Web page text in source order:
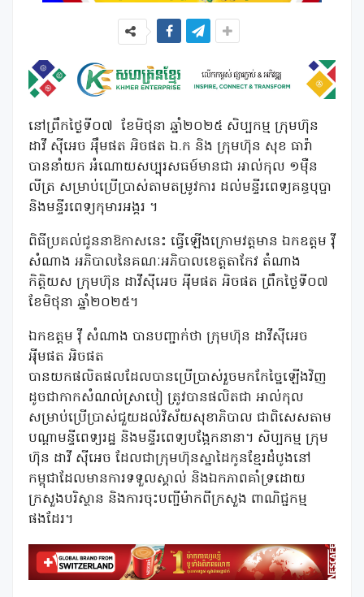
នៅព្រឹកថ្ងៃទី០៧ ខែមិថុនា ឆ្នាំ២០២៥ សិប្បកម្ម ក្រុមហ៊ុន
ដាវី ស៊ីអេច អ៉ឹមផត អិចផត ឯ.ក និង ក្រុមហ៊ុន សុខ ធារ៉ា
បាននាំយក អំណោយសប្បុរសធម៍មានជា អាល់កុល ១ម៉ឺន
លីត្រ សម្រាប់ប្រើប្រាស់តាមតម្រូវការ ដល់មន្ទីរពេទ្យគន្ធបុប្ផា
និងមន្ទីរពេទ្យកុមារអង្គរ ។
ពិធីប្រគល់ជូននាឱកាសនេះ ធ្វើឡើងក្រោមវត្តមាន ឯកឧត្តម វ៉ី
សំណាង អភិបាលនៃគណៈអភិបាលខេត្តតាកែវ តំណាង
កិត្តិយស ក្រុមហ៊ុន ដាវីសុីអេច អុីមផត អិចផត ព្រឹកថ្ងៃទី០៧
ខែមិថុនា ឆ្នាំ២០២៥។
ឯកឧត្តម វ៉ី សំណាង បានបញ្ជាក់ថា ក្រុមហ៊ុន ដាវីសុីអេច
អុីមផត អិចផត
បានយកផលិតផលដែលបានប្រើប្រាស់រួចមកកែច្នៃឡើងវិញ
ដូចជាកាកសំណល់ស្រាបៀ ត្រូវបានផលិតជា អាល់កុល
សម្រាប់ប្រើប្រាស់ជួយដល់វិស័យសុខាភិបាល ជាពិសេសតាម
បណ្ដាមន្ទីពេទ្យរដ្ឋ និងមន្ទីរពេទ្យបង្អែកនានា។ សិប្បកម្ម ក្រុម
ហ៊ុន ដាវី ស៊ីអេច ដែលជាក្រុមហ៊ុនស្នាដៃកូនខ្មែរដំបូងនៅ
កម្ពុជាដែលមានការទទួលស្គាល់ និងឯកភាពគាំទ្រដោយ
ក្រសួងបរិស្ថាន និងការចុះបញ្ជីម៉ាកពីក្រសួង ពាណិជ្ជកម្ម
ផងដែរ។